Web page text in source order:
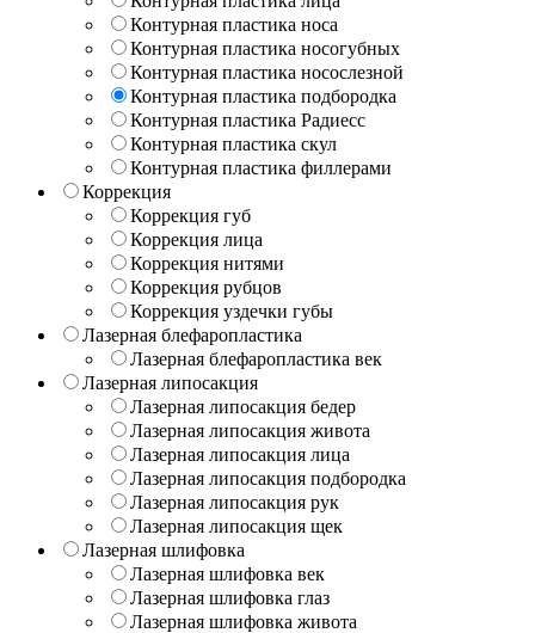
Контурная пластика носа
Контурная пластика носогубных
Контурная пластика носослезной
Контурная пластика подбородка
Контурная пластика Радиесс
Контурная пластика скул
Контурная пластика филлерами
Коррекция
Коррекция губ
Коррекция лица
Коррекция нитями
Коррекция рубцов
Коррекция уздечки губы
Лазерная блефаропластика
Лазерная блефаропластика век
Лазерная липосакция
Лазерная липосакция бедер
Лазерная липосакция живота
Лазерная липосакция лица
Лазерная липосакция подбородка
Лазерная липосакция рук
Лазерная липосакция щек
Лазерная шлифовка
Лазерная шлифовка век
Лазерная шлифовка глаз
Лазерная шлифовка живота